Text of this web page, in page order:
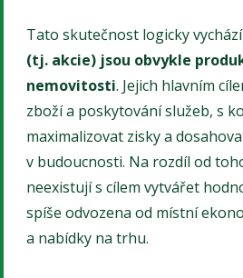
Tato skutečnost logicky
(tj. akcie) jsou obvykle
nemovitosti. Jejich hlavním
zboží a poskytování služeb, s
maximalizovat zisky a
v budoucnosti. Na rozdíl od
neexistují s cílem vytvářet
spíše odvozena od místní
a nabídky na trhu.